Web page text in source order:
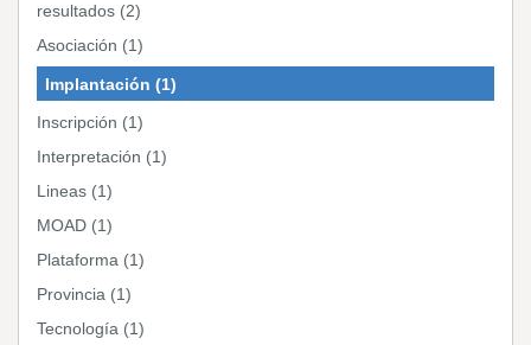
resultados (2)
Asociación (1)
Implantación (1)
Inscripción (1)
Interpretación (1)
Lineas (1)
MOAD (1)
Plataforma (1)
Provincia (1)
Tecnología (1)